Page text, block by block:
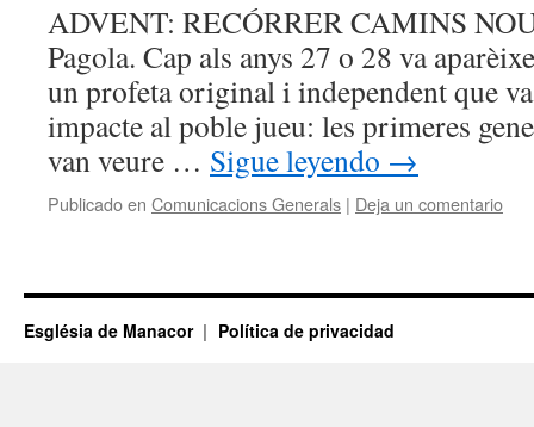
ADVENT: RECÓRRER CAMINS
Pagola. Cap als anys 27 o 28 va
un profeta original i independent que
impacte al poble jueu: les primeres
van veure … Sigue leyendo →
Publicado en Comunicacions Generals | Deja un comentario
Església de Manacor Política de privacidad